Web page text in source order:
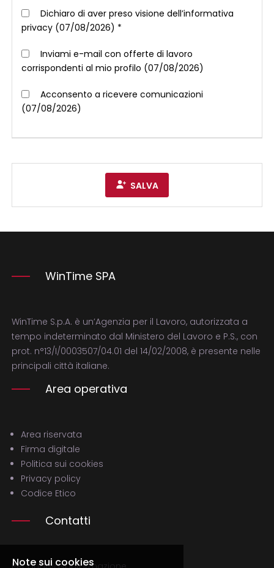
Dichiaro di aver preso visione dell’informativa
privacy (07/08/2026) *
Inviami e-mail con offerte di lavoro
corrispondenti al mio profilo (07/08/2026)
Acconsento a ricevere comunicazioni
(07/08/2026)
SALVA
WinTime SPA
WinTime S.p.A. è un’Agenzia per il Lavoro, autorizzata a
tempo indeterminato dal Ministero del Lavoro e P.S., con
prot. n°13/I/0003507/04.01 del 14/02/2008, è presente nelle
principali città italiane.
Area operativa
Area riservata
Firma digitale
Politica sui cookies
Privacy policy
Codice Etico
Contatti
Note sui cookies